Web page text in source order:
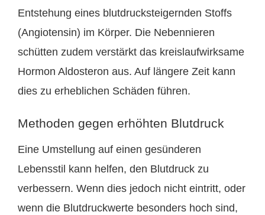
Entstehung eines blutdrucksteigernden Stoffs
(Angiotensin) im Körper. Die Nebennieren
schütten zudem verstärkt das kreislaufwirksame
Hormon Aldosteron aus. Auf längere Zeit kann
dies zu erheblichen Schäden führen.
Methoden gegen erhöhten Blutdruck
Eine Umstellung auf einen gesünderen
Lebensstil kann helfen, den Blutdruck zu
verbessern. Wenn dies jedoch nicht eintritt, oder
wenn die Blutdruckwerte besonders hoch sind,